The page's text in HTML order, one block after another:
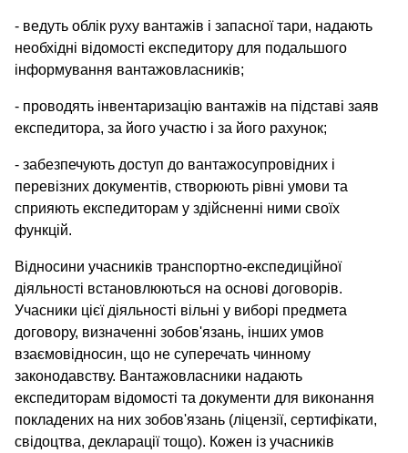
- ведуть облік руху вантажів і запасної тари, надають
необхідні відомості експедитору для подальшого
інформування вантажовласників;
- проводять інвентаризацію вантажів на підставі заяв
експедитора, за його участю і за його рахунок;
- забезпечують доступ до вантажосупровідних і
перевізних документів, створюють рівні умови та
сприяють експедиторам у здійсненні ними своїх
функцій.
Відносини учасників транспортно-експедиційної
діяльності встановлюються на основі договорів.
Учасники цієї діяльності вільні у виборі предмета
договору, визначенні зобов'язань, інших умов
взаємовідносин, що не суперечать чинному
законодавству. Вантажовласники надають
експедиторам відомості та документи для виконання
покладених на них зобов'язань (ліцензії, сертифікати,
свідоцтва, декларації тощо). Кожен із учасників